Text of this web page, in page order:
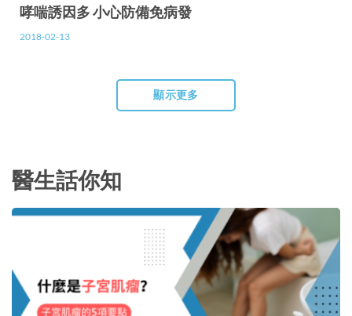
哮喘誘因多 小心防備免病發
2018-02-13
顯示更多
醫生話你知